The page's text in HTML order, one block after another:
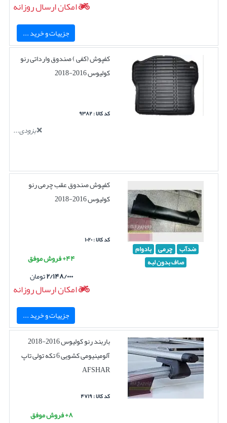
امکان ارسال روزانه
جزییات و خرید ...
کفپوش (کفی ) صندوق وارداتی رنو
کولیوس 2016-2018
کد کالا : ۹۳۸۲
بزودی...
ضدآب چرمی بادوام
صاف بدون لبه
کفپوش صندوق عقب چرمی رنو
کولیوس 2016-2018
کد کالا : ۱۰۲۰
۴۴+ فروش موفق
۲/۱۴۸/۰۰۰تومان
امکان ارسال روزانه
جزییات و خرید ...
باربند رنو کولیوس 2016-2018
آلومینیومی کشویی 6 تکه تولی تاپ
AFSHAR
کد کالا : ۴۷۱۹
۸+ فروش موفق